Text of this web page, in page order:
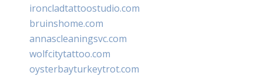
ironcladtattoostudio.com
bruinshome.com
annascleaningsvc.com
wolfcitytattoo.com
oysterbayturkeytrot.com